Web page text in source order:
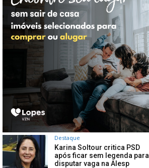
Destaque
Karina Soltour critica PSD
após ficar sem legenda para
disputar vaga na Alesp